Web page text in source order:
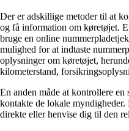
Der er adskillige metoder til at
og få information om køretøjet.
bruge en online
mulighed for at indtaste
oplysninger om køretøjet,
kilometerstand,
En anden måde at kontrollere
kontakte de lokale
direkte eller henvise dig til den